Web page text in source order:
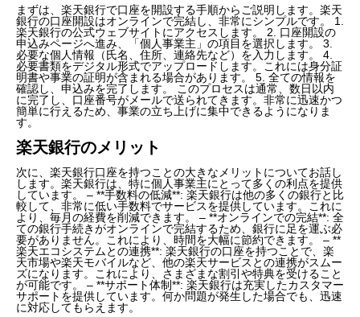
まずは、楽天銀行で口座を開設する手順からご説明します。楽天
銀行の口座開設はオンラインで完結し、非常にシンプルです。 1.
楽天銀行の公式ウェブサイトにアクセスします。 2. 口座開設の
申込みページへ進み、「個人事業主」の項目を選択します。 3.
必要な個人情報（氏名、住所、連絡先など）を入力します。 4.
必要書類をデジタル形式でアップロードします。これには身分証
明書や事業の証明が含まれる場合があります。 5. 全ての情報を
確認し、申込みを完了します。 このプロセスは通常、数日以内
に完了し、口座番号がメールで送られてきます。非常に迅速かつ
簡単に行えるため、事業の立ち上げに集中できるようになりま
す。
楽天銀行のメリット
次に、楽天銀行口座を持つことの大きなメリットについてお話し
します。楽天銀行は、特に個人事業主にとって多くの利点を提供
しています。 – **手数料の低減**: 楽天銀行は他の多くの銀行と比
較して、非常に低い手数料でサービスを提供しています。これに
より、毎月の経費を削減できます。 – **オンラインでの完結**: 全
ての銀行手続きがオンラインで完結するため、銀行に足を運ぶ必
要がありません。これにより、時間を大幅に節約できます。 – **
楽天エコシステムとの連携**: 楽天銀行の口座を持つことで、楽
天市場や楽天モバイルなど、他の楽天サービスとの連携がスムー
ズになります。これにより、さまざまな割引や特典を受けること
が可能です。 – **サポート体制**: 楽天銀行は充実したカスタマー
サポートを提供しています。何か問題が発生した場合でも、迅速
に対応してもらえます。